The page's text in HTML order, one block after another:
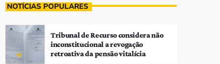
NOTÍCIAS POPULARES
Tribunal de Recurso considera não
inconstitucional a revogação
retroativa da pensão vitalícia